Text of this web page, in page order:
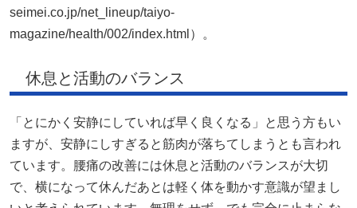
seimei.co.jp/net_lineup/taiyo-
magazine/health/002/index.html）。
休息と活動のバランス
「とにかく安静にしていれば早く良くなる」と思う方もい
ますが、安静にしすぎると筋肉が落ちてしまうとも言われ
ています。腰痛の改善には休息と活動のバランスが大切
で、横になって休んだあとは軽く体を動かす意識が望まし